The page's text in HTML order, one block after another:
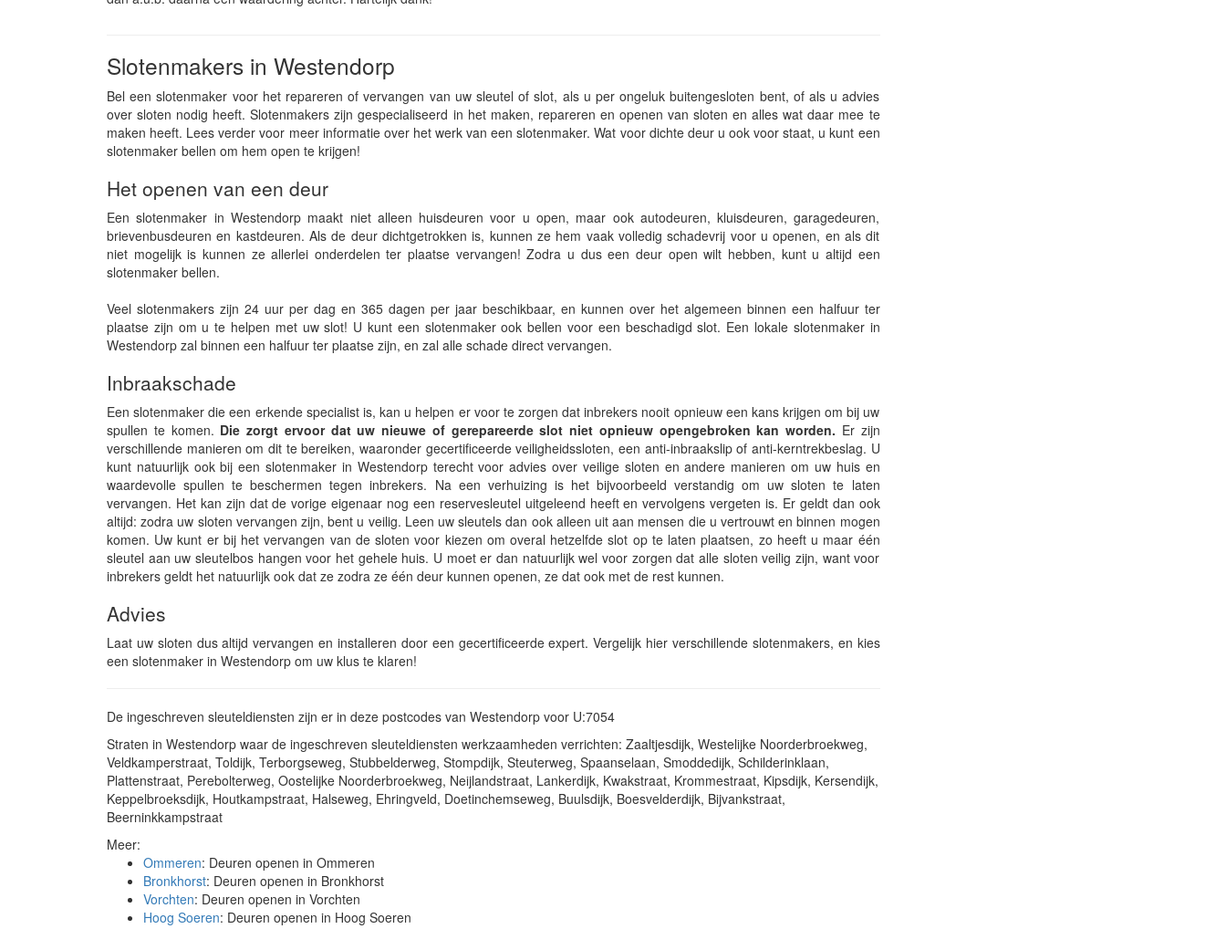
Slotenmakers in Westendorp
Bel een slotenmaker voor het repareren of vervangen van uw sleutel of slot, als u per ongeluk buitengesloten bent, of als u advies
over sloten nodig heeft. Slotenmakers zijn gespecialiseerd in het maken, repareren en openen van sloten en alles wat daar mee te
maken heeft. Lees verder voor meer informatie over het werk van een slotenmaker. Wat voor dichte deur u ook voor staat, u kunt een
slotenmaker bellen om hem open te krijgen!
Het openen van een deur
Een slotenmaker in Westendorp maakt niet alleen huisdeuren voor u open, maar ook autodeuren, kluisdeuren, garagedeuren,
brievenbusdeuren en kastdeuren. Als de deur dichtgetrokken is, kunnen ze hem vaak volledig schadevrij voor u openen, en als dit
niet mogelijk is kunnen ze allerlei onderdelen ter plaatse vervangen! Zodra u dus een deur open wilt hebben, kunt u altijd een
slotenmaker bellen.
Veel slotenmakers zijn 24 uur per dag en 365 dagen per jaar beschikbaar, en kunnen over het algemeen binnen een halfuur ter
plaatse zijn om u te helpen met uw slot! U kunt een slotenmaker ook bellen voor een beschadigd slot. Een lokale slotenmaker in
Westendorp zal binnen een halfuur ter plaatse zijn, en zal alle schade direct vervangen.
Inbraakschade
Een slotenmaker die een erkende specialist is, kan u helpen er voor te zorgen dat inbrekers nooit opnieuw een kans krijgen om bij uw
spullen te komen. Die zorgt ervoor dat uw nieuwe of gerepareerde slot niet opnieuw opengebroken kan worden. Er zijn
verschillende manieren om dit te bereiken, waaronder gecertificeerde veiligheidssloten, een anti-inbraakslip of anti-kerntrekbeslag. U
kunt natuurlijk ook bij een slotenmaker in Westendorp terecht voor advies over veilige sloten en andere manieren om uw huis en
waardevolle spullen te beschermen tegen inbrekers. Na een verhuizing is het bijvoorbeeld verstandig om uw sloten te laten
vervangen. Het kan zijn dat de vorige eigenaar nog een reservesleutel uitgeleend heeft en vervolgens vergeten is. Er geldt dan ook
altijd: zodra uw sloten vervangen zijn, bent u veilig. Leen uw sleutels dan ook alleen uit aan mensen die u vertrouwt en binnen mogen
komen. Uw kunt er bij het vervangen van de sloten voor kiezen om overal hetzelfde slot op te laten plaatsen, zo heeft u maar één
sleutel aan uw sleutelbos hangen voor het gehele huis. U moet er dan natuurlijk wel voor zorgen dat alle sloten veilig zijn, want voor
inbrekers geldt het natuurlijk ook dat ze zodra ze één deur kunnen openen, ze dat ook met de rest kunnen.
Advies
Laat uw sloten dus altijd vervangen en installeren door een gecertificeerde expert. Vergelijk hier verschillende slotenmakers, en kies
een slotenmaker in Westendorp om uw klus te klaren!
De ingeschreven sleuteldiensten zijn er in deze postcodes van Westendorp voor U:7054
Straten in Westendorp waar de ingeschreven sleuteldiensten werkzaamheden verrichten: Zaaltjesdijk, Westelijke Noorderbroekweg,
Veldkamperstraat, Toldijk, Terborgseweg, Stubbelderweg, Stompdijk, Steuterweg, Spaanselaan, Smoddedijk, Schilderinklaan,
Plattenstraat, Perebolterweg, Oostelijke Noorderbroekweg, Neijlandstraat, Lankerdijk, Kwakstraat, Krommestraat, Kipsdijk, Kersendijk,
Keppelbroeksdijk, Houtkampstraat, Halseweg, Ehringveld, Doetinchemseweg, Buulsdijk, Boesvelderdijk, Bijvankstraat,
Beerninkkampstraat
Meer:
Ommeren: Deuren openen in Ommeren
Bronkhorst: Deuren openen in Bronkhorst
Vorchten: Deuren openen in Vorchten
Hoog Soeren: Deuren openen in Hoog Soeren